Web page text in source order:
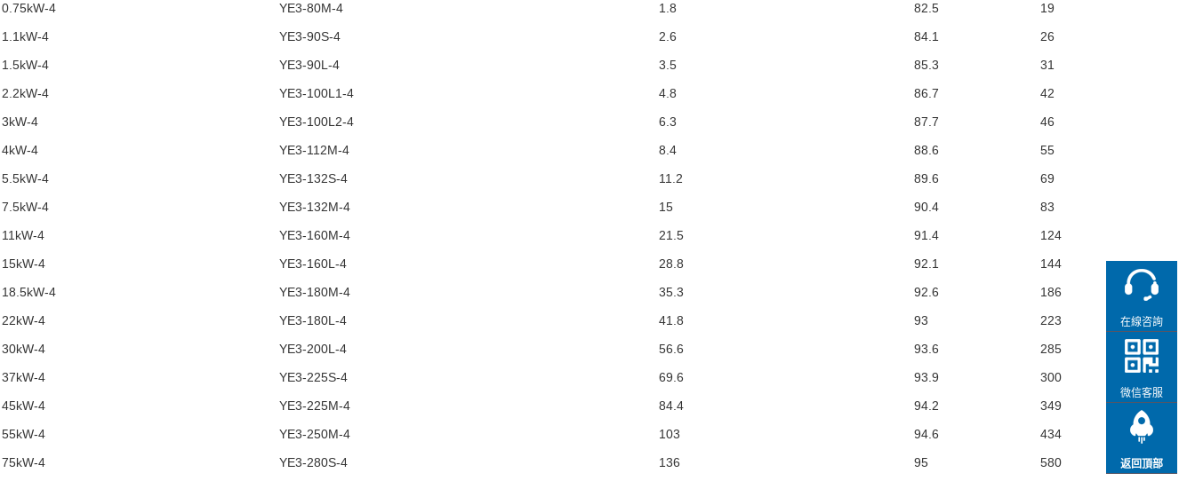
0.75kW-4
YE3-80M-4 1.8 82.5
19
1.1kW-4
YE3-90S-4 2.6 84.1
26
1.5kW-4
YE3-90L-4 3.5 85.3
31
2.2kW-4
YE3-100L1-4 4.8 86.7
42
3kW-4
YE3-100L2-4 6.3 87.7
46
4kW-4
YE3-112M-4 8.4 88.6
55
5.5kW-4
YE3-132S-4 11.2 89.6
69
7.5kW-4
YE3-132M-4 15 90.4
83
11kW-4
YE3-160M-4 21.5 91.4
124
15kW-4
YE3-160L-4 28.8 92.1
144
18.5kW-4
YE3-180M-4 35.3 92.6
186
22kW-4
YE3-180L-4 41.8 93
223
30kW-4
YE3-200L-4 56.6 93.6
285
37kW-4
YE3-225S-4 69.6 93.9
300
45kW-4
YE3-225M-4 84.4 94.2
349
55kW-4
YE3-250M-4 103 94.6
434
75kW-4
YE3-280S-4 136 95
580
在線咨詢
微信客服
返回頂部